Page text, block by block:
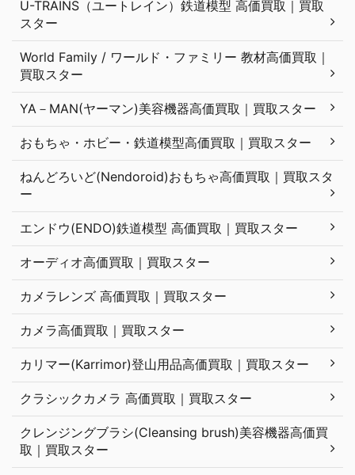
U-TRAINS（ユートレイン）鉄道模型 高価買取｜買取
スター
World Family / ワールド・ファミリー 教材高価買取｜
買取スター
YA－MAN(ヤーマン)美容機器高価買取｜買取スター
おもちゃ・ホビー・鉄道模型高価買取｜買取スター
ねんどろいど(Nendoroid)おもちゃ高価買取｜買取スタ
ー
エンドウ(ENDO)鉄道模型 高価買取｜買取スター
オーディオ高価買取｜買取スター
カメラレンズ 高価買取｜買取スター
カメラ高価買取｜買取スター
カリマー(Karrimor)登山用品高価買取｜買取スター
クラシックカメラ 高価買取｜買取スター
クレンジングブラシ(Cleansing brush)美容機器高価買
取｜買取スター